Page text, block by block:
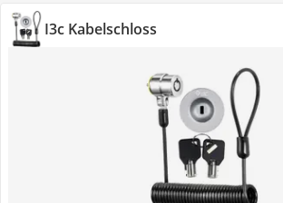
I3c Kabelschloss